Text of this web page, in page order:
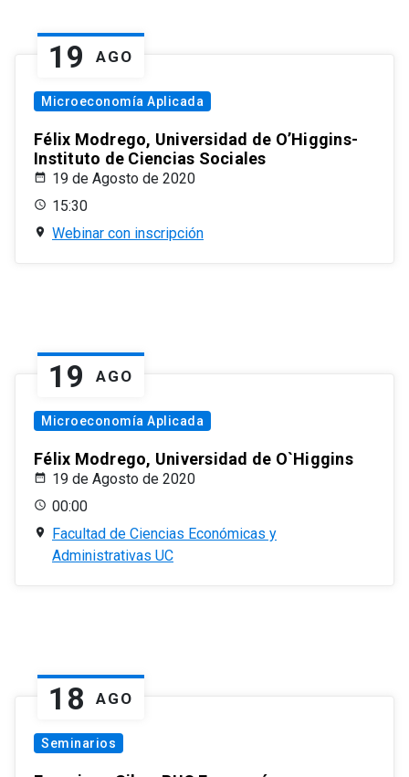
19 AGO
Microeconomía Aplicada
Félix Modrego, Universidad de O’Higgins-
Instituto de Ciencias Sociales
19 de Agosto de 2020
15:30
Webinar con inscripción
19 AGO
Microeconomía Aplicada
Félix Modrego, Universidad de O`Higgins
19 de Agosto de 2020
00:00
Facultad de Ciencias Económicas y
Administrativas UC
18 AGO
Seminarios